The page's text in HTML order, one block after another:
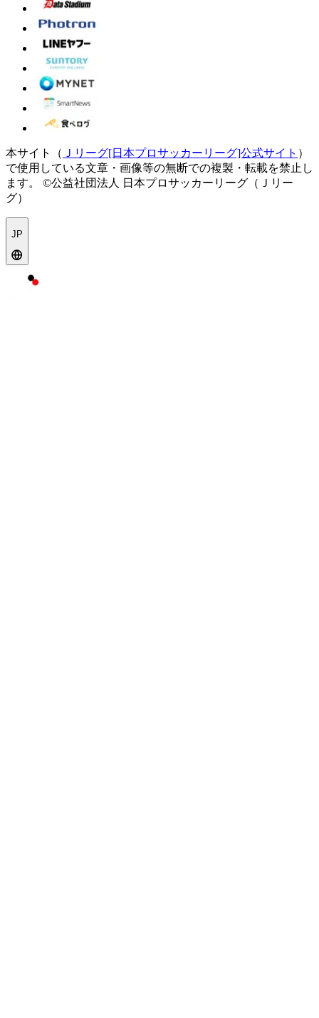
本サイト（ Ｊリーグ[日本プロサッカーリーグ]公式サイト ）
で使用している文章・画像等の無断での複製・転載を禁止し
ます。
©公益社団法人 日本プロサッカーリーグ（Ｊリー
グ）
JP